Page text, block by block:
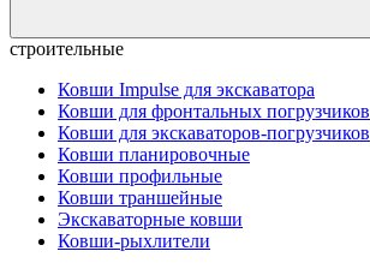
строительные
Ковши Impulse для экскаватора
Ковши для фронтальных погрузчиков
Ковши для экскаваторов-погрузчиков
Ковши планировочные
Ковши профильные
Ковши траншейные
Экскаваторные ковши
Ковши-рыхлители